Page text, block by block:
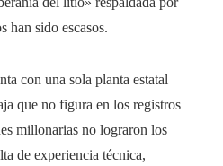
han sido escasos.
con una sola planta estatal
que no figura en los registros
millonarias no lograron los
de experiencia técnica,